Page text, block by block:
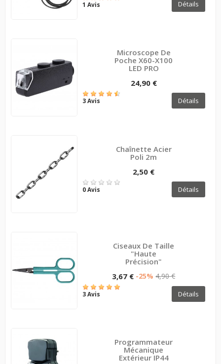
1 Avis Détails
Microscope De
Poche X60-X100
LED PRO
24,90 €
3 Avis Détails
Chaînette Acier
Poli 2m
2,50 €
0 Avis Détails
Ciseaux De Taille
"haute
Précision"
3,67 € -25% 4,90 €
3 Avis Détails
Programmateur
Mécanique
Extérieur IP44